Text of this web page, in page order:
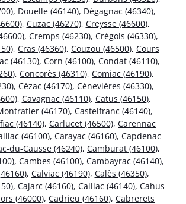
, Douelle (46140), Dégagnac (46340),
, Cuzac (46270), Creysse (46600),
, Cremps (46230), Crégols (46330),
, Cras (46360), Couzou (46500), Cours
(46130), Corn (46100), Condat (46110),
, Concorès (46310), Comiac (46190),
, Cézac (46170), Cénevières (46330),
, Cavagnac (46110), Catus (46150),
(46170), Castelfranc (46140),
(46140), Carlucet (46500), Carennac
(46100), Carayac (46160), Capdenac
du-Causse (46240), Camburat (46100),
, Cambes (46100), Cambayrac (46140),
, Calviac (46190), Calès (46350),
, Cajarc (46160), Caillac (46140), Cahus
(46000), Cadrieu (46160), Cabrerets